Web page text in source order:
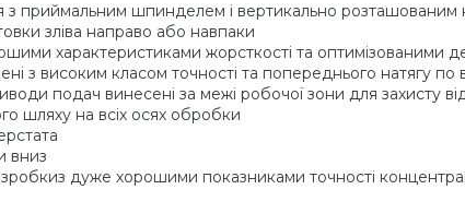
з приймальним шпинделем і вертикально
зліва направо або навпаки
характеристиками жорсткості та оптимізованими
з високим класом точності та попереднього натягу по
подач винесені за межі робочої зони для захисту
шляху на всіх осях обробки
вниз
дуже хорошими показниками точності